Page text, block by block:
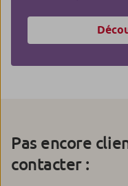
Pas encore
contacter :